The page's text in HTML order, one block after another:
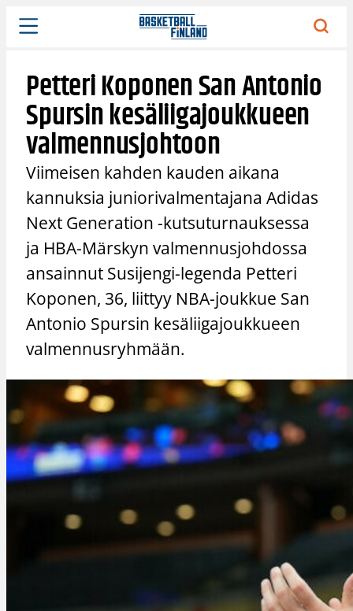
Siirry
sisältöön
Petteri Koponen San Antonio
Spursin kesäliigajoukkueen
valmennusjohtoon
Viimeisen kahden kauden aikana
kannuksia juniorivalmentajana Adidas
Next Generation -kutsuturnauksessa
ja HBA-Märskyn valmennusjohdossa
ansainnut Susijengi-legenda Petteri
Koponen, 36, liittyy NBA-joukkue San
Antonio Spursin kesäliigajoukkueen
valmennusryhmään.